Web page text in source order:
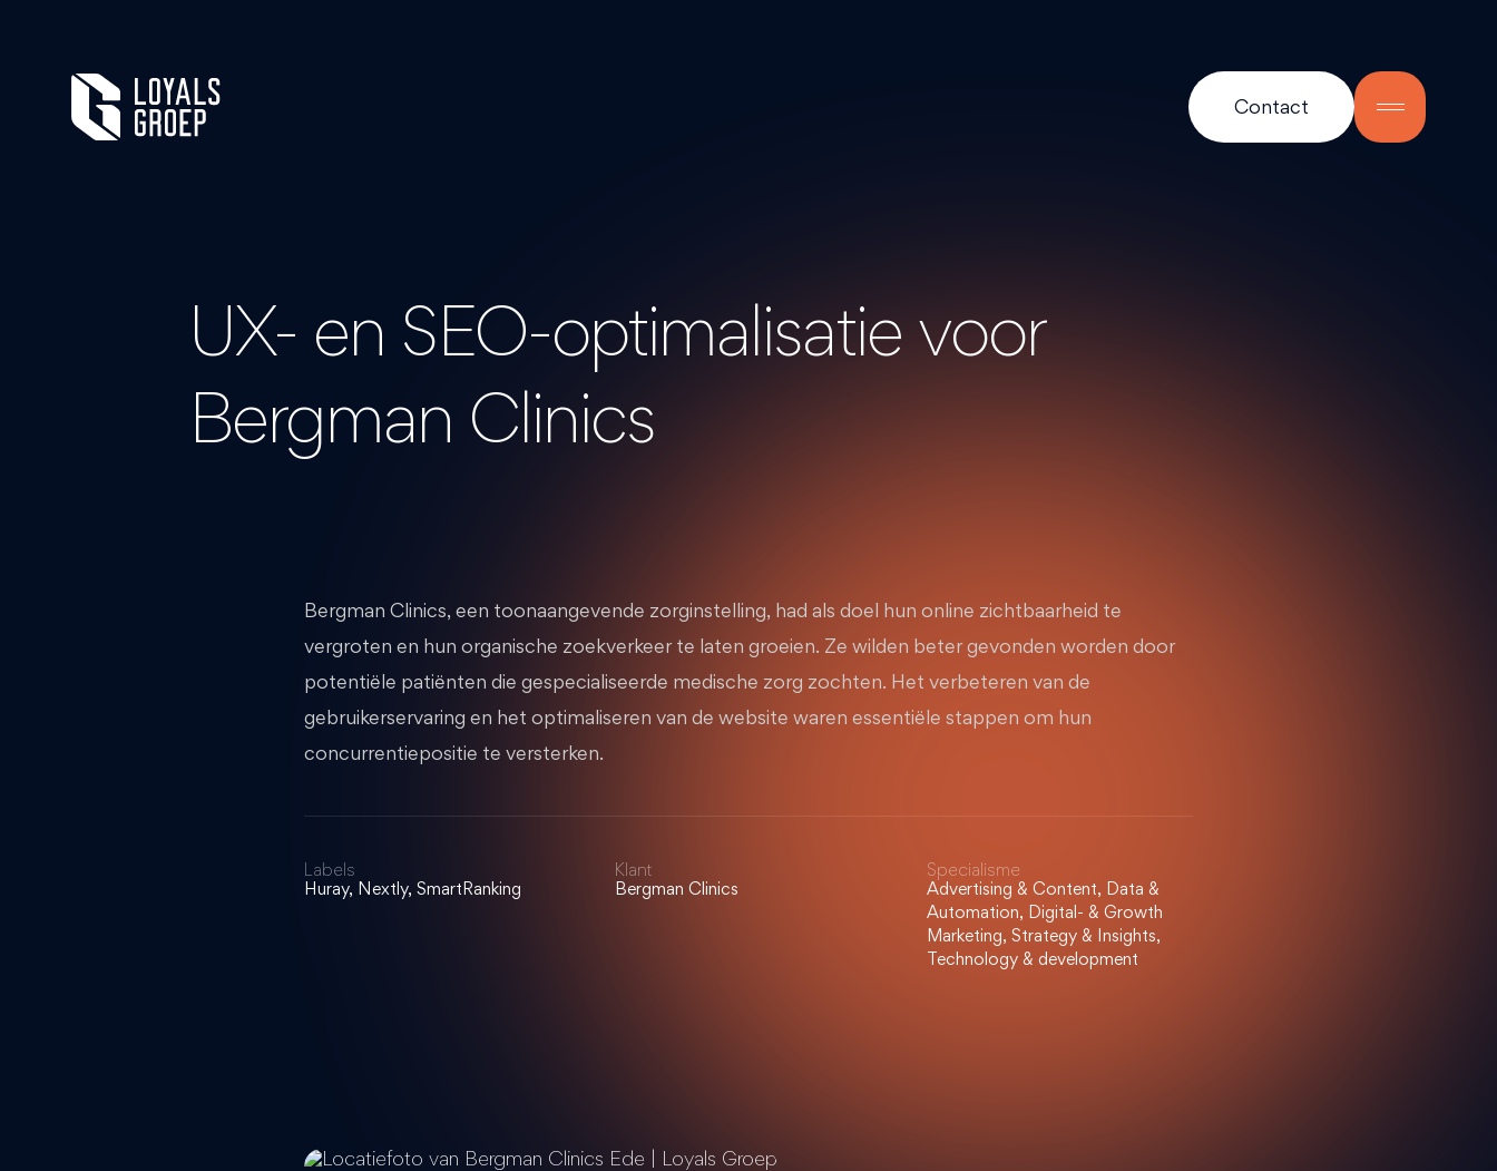
Contact
UX- en SEO-optimalisatie voor
Bergman Clinics
Bergman Clinics, een toonaangevende zorginstelling, had als doel hun online zichtbaarheid te
vergroten en hun organische zoekverkeer te laten groeien. Ze wilden beter gevonden worden door
potentiële patiënten die gespecialiseerde medische zorg zochten. Het verbeteren van de
gebruikerservaring en het optimaliseren van de website waren essentiële stappen om hun
concurrentiepositie te versterken.
Labels
Huray, Nextly, SmartRanking
Klant
Bergman Clinics
Specialisme
Advertising & Content, Data &
Automation, Digital- & Growth
Marketing, Strategy & Insights,
Technology & development